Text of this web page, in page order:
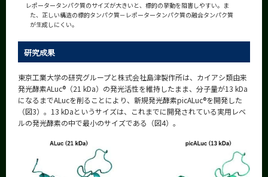
レポータータンパク質のサイズが大きいと、標的の挙動を阻害しやすい。ま
た、正しい構造の標的タンパク質－レポータータンパク質の融合タンパク質
が生成しにくい。
研究成果
東京工業大学の研究グループと株式会社島津製作所は、カイアシ類由来
発光酵素ALuc®（21 kDa）の発光活性を維持したまま、分子量が13 kDa
になるまでALucを削ることにより、新規発光酵素picALuc®を開発した
（図3）。13 kDaというサイズは、これまでに開発されている実用レベ
ルの発光酵素の中で最小のサイズである（図4）。